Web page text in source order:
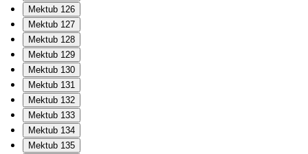
Mektub 126
Mektub 127
Mektub 128
Mektub 129
Mektub 130
Mektub 131
Mektub 132
Mektub 133
Mektub 134
Mektub 135